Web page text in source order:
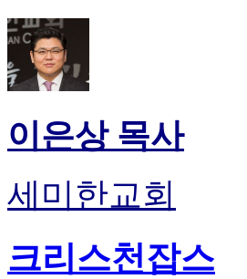
이은상 목사
세미한교회
크리스천잡스